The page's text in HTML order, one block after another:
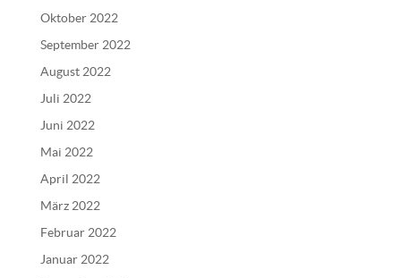
Oktober 2022
September 2022
August 2022
Juli 2022
Juni 2022
Mai 2022
April 2022
März 2022
Februar 2022
Januar 2022